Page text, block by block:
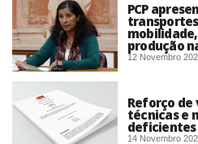
PCP
mobilidade,
produção
12 Novembro
Reforço de
técnicas e
14 Novembro